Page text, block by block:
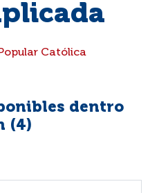
Católica
dentro
(4)